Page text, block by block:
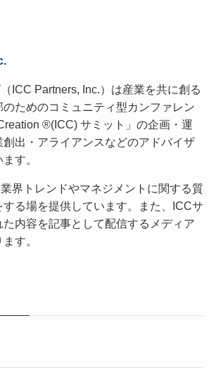
ICC Partners, Inc.）は産業を共に創る
ためのコミュニティ型カンファレン
®(ICC) サミット」の企画・運
出・アライアンスなどのアドバイザ
す。
界トレンドやマネジメントに関する質
る場を提供しています。また、ICCサ
た内容を記事として配信するメディア
す。